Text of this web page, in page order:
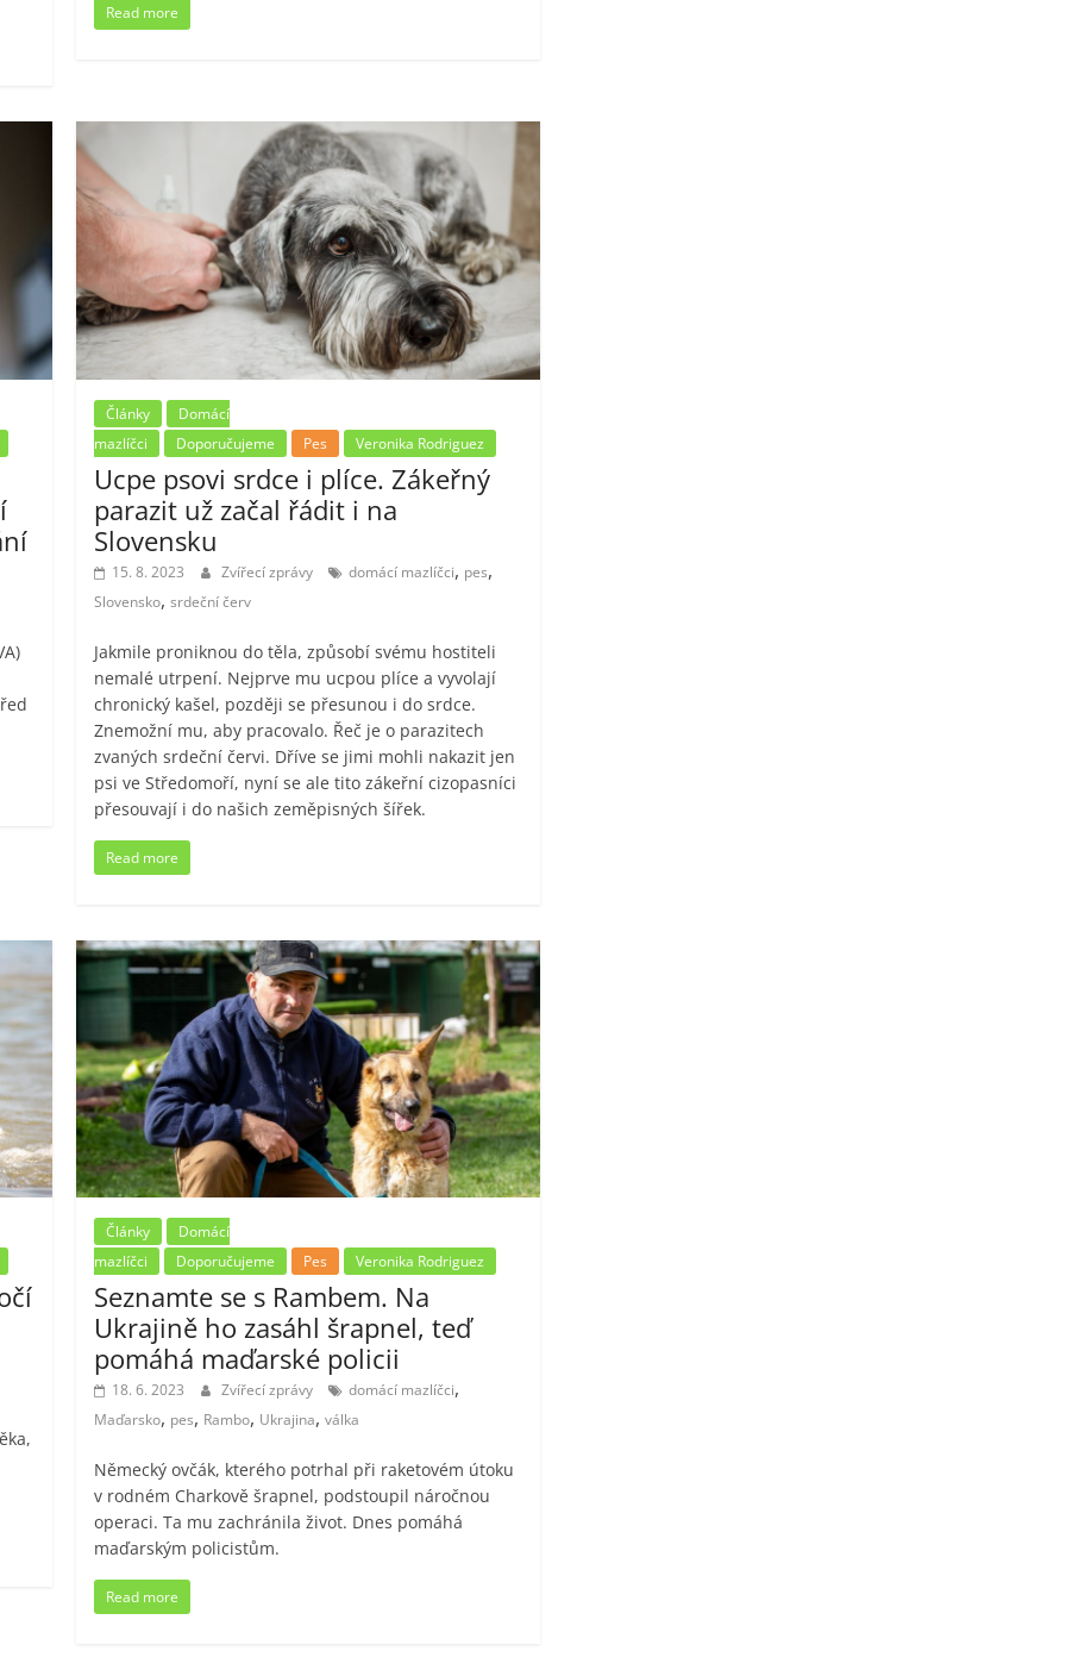
Read more
Články
Domácí
mazlíčci
Doporučujeme Pes Veronika Rodriguez
Ucpe psovi srdce i plíce. Zákeřný
parazit už začal řádit i na
Slovensku
15. 8. 2023 Zvířecí zprávy domácí mazlíčci, pes,
Slovensko,srdeční červ
Jakmile proniknou do těla, způsobí svému hostiteli
nemalé utrpení. Nejprve mu ucpou plíce a vyvolají
chronický kašel, později se přesunou i do srdce.
Znemožní mu, aby pracovalo. Řeč je o parazitech
zvaných srdeční červi. Dříve se jimi mohli nakazit jen
psi ve Středomoří, nyní se ale tito zákeřní cizopasníci
přesouvají i do našich zeměpisných šířek.
Read more
Články
Domácí
mazlíčci
Doporučujeme Pes Veronika Rodriguez
Seznamte se s Rambem. Na
Ukrajině ho zasáhl šrapnel, teď
pomáhá maďarské policii
18. 6. 2023 Zvířecí zprávy domácí mazlíčci,
Maďarsko, pes, Rambo, Ukrajina,válka
Německý ovčák, kterého potrhal při raketovém útoku
v rodném Charkově šrapnel, podstoupil náročnou
operaci. Ta mu zachránila život. Dnes pomáhá
maďarským policistům.
Read more